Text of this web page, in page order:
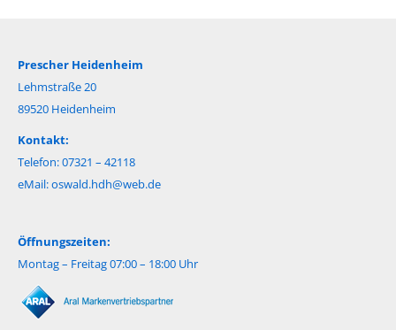
Prescher Heidenheim
Lehmstraße 20
89520 Heidenheim
Kontakt:
Telefon: 07321 – 42118
eMail:oswald.hdh@web.de
Öffnungszeiten:
Montag – Freitag 07:00 – 18:00 Uhr